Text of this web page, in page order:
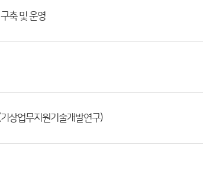
축 및 운영
상업무지원기술개발연구)